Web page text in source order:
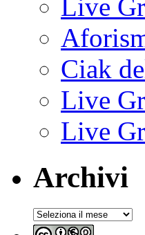
Live
Ciak
Live
Live
Archivi
Archivi